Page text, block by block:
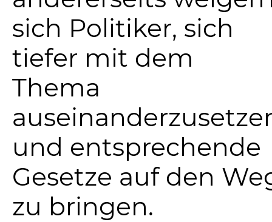
sich Politiker, sich
tiefer mit dem
Thema
und entsprechende
Gesetze auf den
zu bringen.